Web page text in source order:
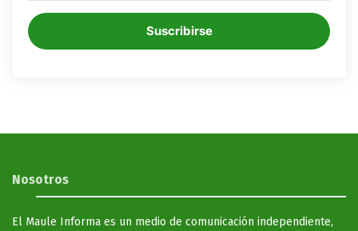
Suscribirse
Nosotros
El Maule Informa es un medio de comunicación independiente,